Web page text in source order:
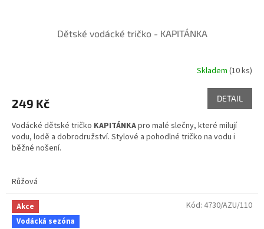
Dětské vodácké tričko - KAPITÁNKA
Skladem (10 ks)
249 Kč DETAIL
Vodácké dětské tričko KAPITÁNKApro malé slečny, které milují
vodu, lodě a dobrodružství. Stylové a pohodlné tričko na vodu i
běžné nošení.
Růžová
Akce
Vodácká sezóna
Kód: 4730/AZU/110